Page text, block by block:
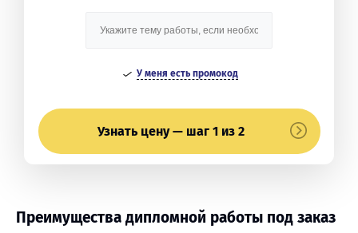
У меня есть промокод
Узнать цену — шаг 1 из 2
Преимущества дипломной работы под заказ